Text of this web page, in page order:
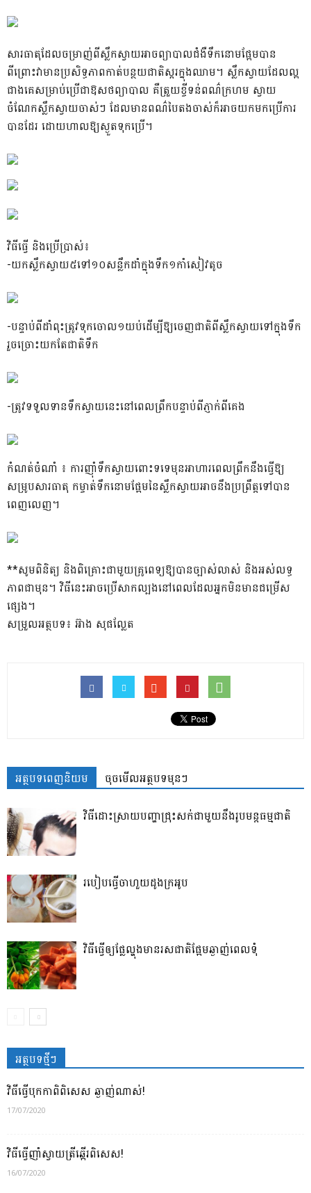
សារធាតុដែលចម្រាញ់ពីស្លឹកស្វាយអាចព្យាបាលជំងឺទឹកនោមផ្អែមបាន
ពីព្រោះវាមានប្រសិទ្ធភាពកាត់បន្ថយជាតិស្ករក្នុងឈាម។ ស្លឹកស្វាយដែលល្អ
ជាងគេសម្រាប់ប្រើជាឱសថព្យាបាល គឺត្រួយខ្ចីទន់ពណ៌ក្រហម ស្វាយ
ចំណែកស្លឹកស្វាយចាស់ៗ ដែលមានពណ៌បៃតងចាស់ក៏អាចយកមកប្រើការ
បានដែរ ដោយហាលឱ្យស្ងួតទុកប្រើ។
វិធីធ្វើ និងប្រើប្រាស់៖
-យកស្លឹកស្វាយ៥ទៅ១០សន្លឹកដាំក្នុងទឹក១កាំសៀវតូច
-បន្ទាប់ពីដាំពុះត្រូវទុកចោល១យប់ដើម្បីឱ្យចេញជាតិពីស្លឹកស្វាយទៅក្នុងទឹក
រួចច្រោះយកតែជាតិទឹក
-ត្រូវទទួលទានទឹកស្វាយនេះនៅពេលព្រឹកបន្ទាប់ពីភ្ញាក់ពីគេង
កំណត់ចំណាំ ៖ ការញ៉ាំទឹកស្វាយពោះទទេមុនអាហារពេលព្រឹកនឹងធ្វើឱ្យ
សម្រូបសារធាតុ កម្ចាត់ទឹកនោមផ្អែមនៃស្លឹកស្វាយអាចនឹងប្រព្រឹត្តទៅបាន
ពេញលេញ។
**សូមពិនិត្យ និងពិគ្រោះជាមួយគ្រូពេទ្យឱ្យបានច្បាស់លាស់ និងអស់លទ្ធ
ភាពជាមុន។ វិធីនេះអាចប្រើសាកល្បងនៅពេលដែលអ្នកមិនមានជម្រើស
ផ្សេង។
សម្រួលអត្ថបទ៖ អ៊ាង សុផល្លែត
អត្ថបទពេញនិយម
ចុចមើលអត្ថបទមុនៗ
វិធីដោះស្រាយបញ្ហាជ្រុះសក់ជាមួយនឹងរូបមន្តធម្មជាតិ
របៀបធ្វើចាហួយដូងក្រអូប
វិធី​ធ្វើ​ឲ្យ​ផ្លែ​ល្ហុង​មាន​រសជាតិ​ផ្អែម​ឆ្ងាញ់ពេលទុំ
អត្ថបទថ្មីៗ
វិធីធ្វើបុកកាពិពិសេស ឆ្ងាញ់ណាស់!
17/07/2020
វិធីធ្វើញាំស្វាយត្រីឆ្អើរពិសេស!
16/07/2020